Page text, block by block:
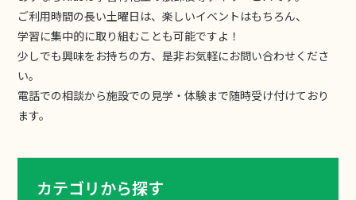
カテゴリから探す
ご利用時間の長い土曜日は、楽しいイベントはもちろん、
学習に集中的に取り組むことも可能ですよ！
少しでも興味をお持ちの方、是非お気軽にお問い合わせくださ
い。
電話での相談から施設での見学・体験まで随時受け付けており
ます。